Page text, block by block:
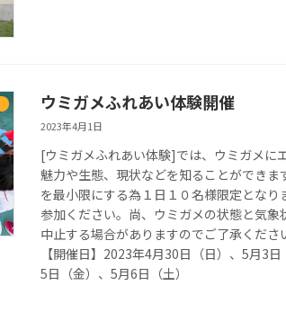
ウミガメふれあい体験開催
2023年4月1日
[ウミガメふれあい体験]では、ウミガメに
魅力や生態、現状などを知ることができま
を最小限にする為１日１０名様限定とな
参加ください。尚、ウミガメの状態と気象
中止する場合がありますのでご了承くださ
【開催日】2023年4月30日（日）、5月3
5日（金）、5月6日（土）